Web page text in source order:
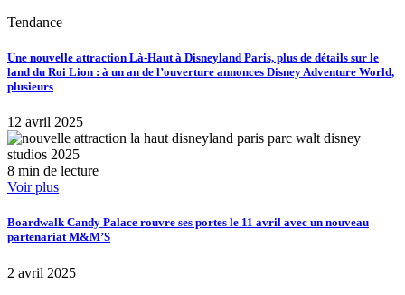
Tendance
Une nouvelle attraction Là-Haut à Disneyland Paris, plus de détails sur le
land du Roi Lion : à un an de l’ouverture annonces Disney Adventure World,
plusieurs
12 avril 2025
8 min de lecture
Voir plus
Boardwalk Candy Palace rouvre ses portes le 11 avril avec un nouveau
partenariat M&M’S
2 avril 2025